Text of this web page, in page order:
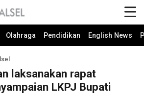
Olahraga Pendidikan English News
laksanakan rapat
LKPJ Bupati